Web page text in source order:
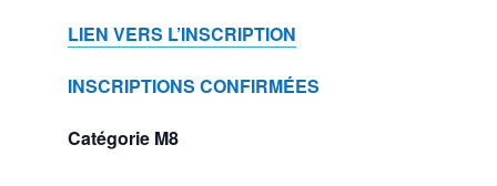
LIEN VERS L’INSCRIPTION
INSCRIPTIONS CONFIRMÉES
Catégorie M8